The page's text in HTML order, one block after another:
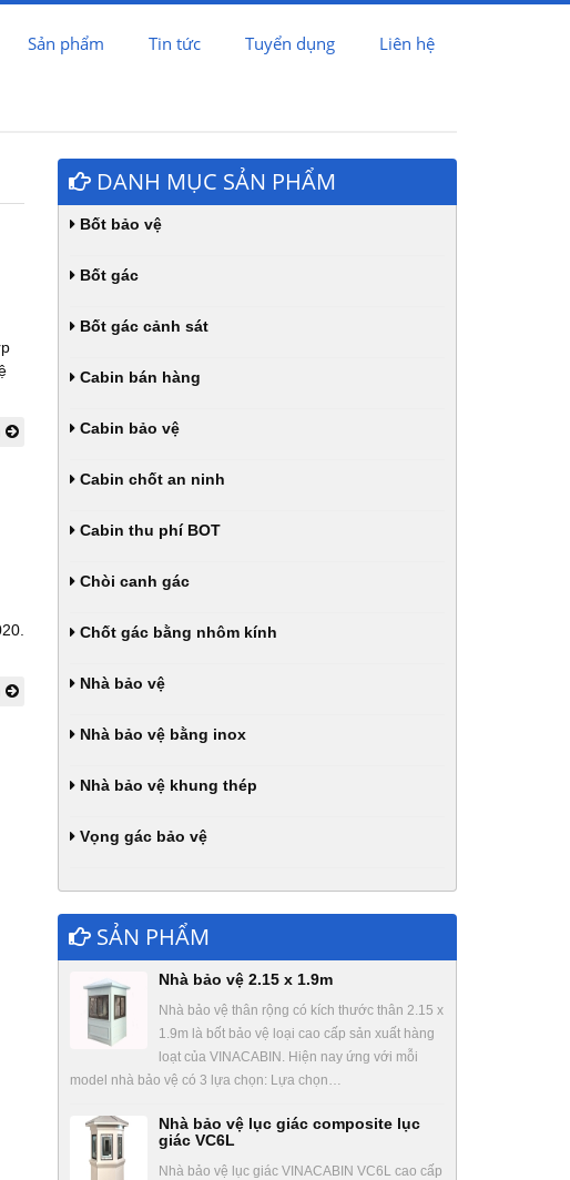
Sản phẩm Tin tức Tuyển dụng Liên hệ
DANH MỤC SẢN PHẨM
Bốt bảo vệ
Bốt gác
Bốt gác cảnh sát
Cabin bán hàng
Cabin bảo vệ
Cabin chốt an ninh
Cabin thu phí BOT
Chòi canh gác
Chốt gác bằng nhôm kính
Nhà bảo vệ
Nhà bảo vệ bằng inox
Nhà bảo vệ khung thép
Vọng gác bảo vệ
SẢN PHẨM
Nhà bảo vệ 2.15 x 1.9m
Nhà bảo vệ thân rộng có kích thước thân 2.15 x
1.9m là bốt bảo vệ loại cao cấp sản xuất hàng
loạt của VINACABIN. Hiện nay ứng với mỗi
model nhà bảo vệ có 3 lựa chọn: Lựa chọn…
Nhà bảo vệ lục giác composite lục
giác VC6L
Nhà bảo vệ lục giác VINACABIN VC6L cao cấp